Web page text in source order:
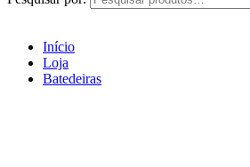
Início
Loja
Batedeiras